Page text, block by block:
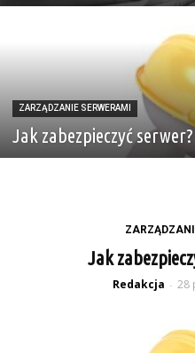
ZARZĄDZANIE SERWERAMI
Jak zabezpieczyć serwer?
Jak
Redakcja - 28